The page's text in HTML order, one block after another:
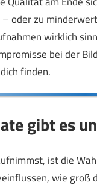
oder zu
wirklich
bei der
finden.
gibt es
ist die
wie